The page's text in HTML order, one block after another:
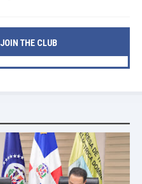
JOIN THE CLUB